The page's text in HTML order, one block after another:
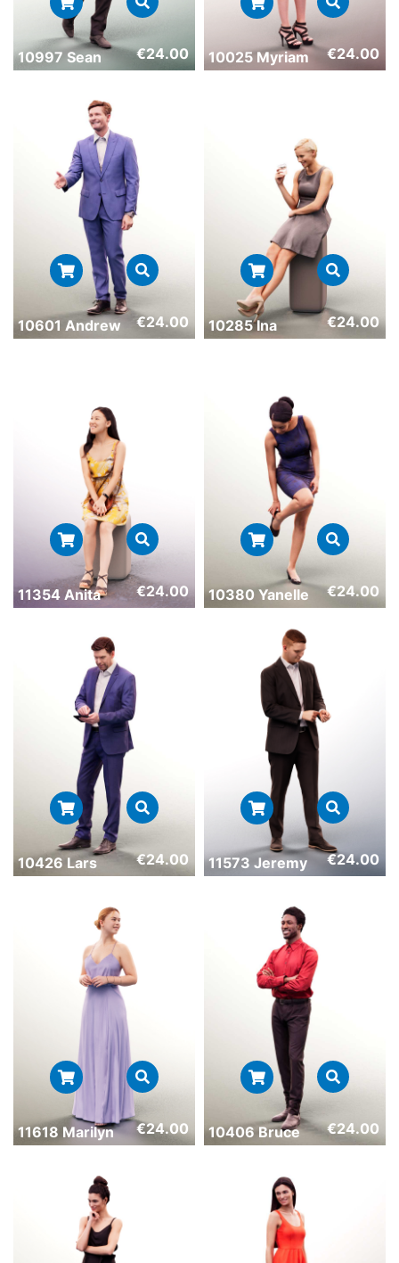
10997 Sean €24.00 10025 Myriam €24.00
10601 Andrew €24.00 10285 Ina €24.00
11354 Anita €24.00 10380 Yanelle €24.00
10426 Lars €24.00 11573 Jeremy €24.00
11618 Marilyn €24.00 10406 Bruce €24.00